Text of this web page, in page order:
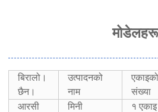
बिरालो।
छैन।
उत्पादनको
नाम
एकाइको
संख्या
आरसी
मिनी
१ एकाइ